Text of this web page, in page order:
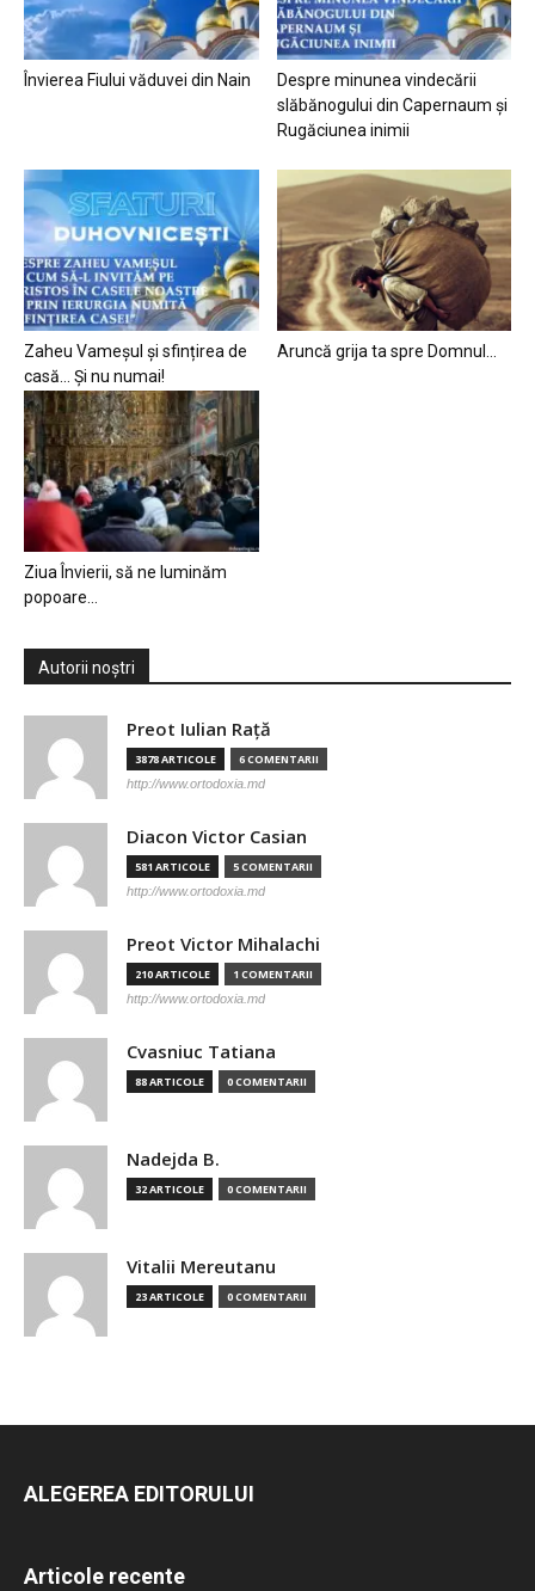
Învierea Fiului văduvei din Nain
Despre minunea vindecării
slăbănogului din Capernaum și
Rugăciunea inimii
Zaheu Vameșul și sfințirea de
casă… Și nu numai!
Aruncă grija ta spre Domnul…
Ziua Învierii, să ne luminăm
popoare…
Autorii noștri
Preot Iulian Raţă
3878 ARTICOLE 6 COMENTARII
http://www.ortodoxia.md
Diacon Victor Casian
581 ARTICOLE 5 COMENTARII
http://www.ortodoxia.md
Preot Victor Mihalachi
210 ARTICOLE 1 COMENTARII
http://www.ortodoxia.md
Cvasniuc Tatiana
88 ARTICOLE 0 COMENTARII
Nadejda B.
32 ARTICOLE 0 COMENTARII
Vitalii Mereutanu
23 ARTICOLE 0 COMENTARII
ALEGEREA EDITORULUI
Articole recente